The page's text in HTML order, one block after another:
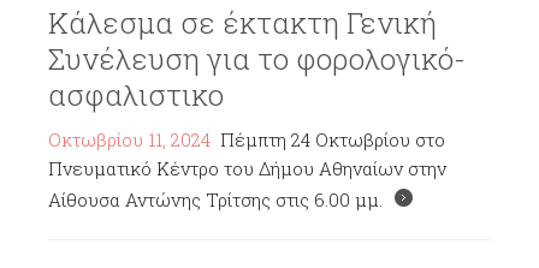
Κάλεσμα σε έκτακτη Γενική
Συνέλευση για το φορολογικό-
ασφαλιστικο
Οκτωβρίου 11, 2024 Πέμπτη 24 Οκτωβρίου στο
Πνευματικό Κέντρο του Δήμου Αθηναίων στην
Αίθουσα Αντώνης Τρίτσης στις 6.00 μμ.